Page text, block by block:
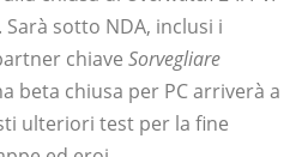
sotto NDA, inclusi i
chiave Sorvegliare
beta chiusa per PC arriverà a
ulteriori test per la fine